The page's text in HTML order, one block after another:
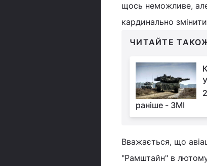
щось неможливе,
кардинально
ЧИТАЙТЕ
раніше - ЗМІ
Вважається, що
"Рамштайн" в